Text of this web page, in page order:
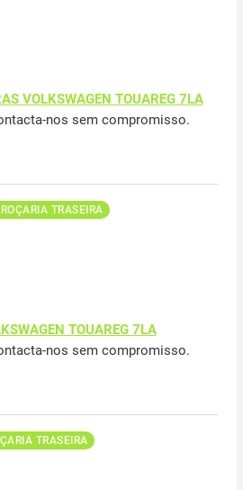
VOLKSWAGEN TOUAREG 7LA
nos sem compromisso.
TRASEIRA
TOUAREG 7LA
nos sem compromisso.
TRASEIRA